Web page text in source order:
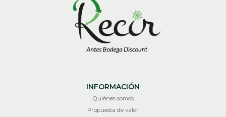
INFORMACIÓN
Quiénes somos
Propuesta de valor